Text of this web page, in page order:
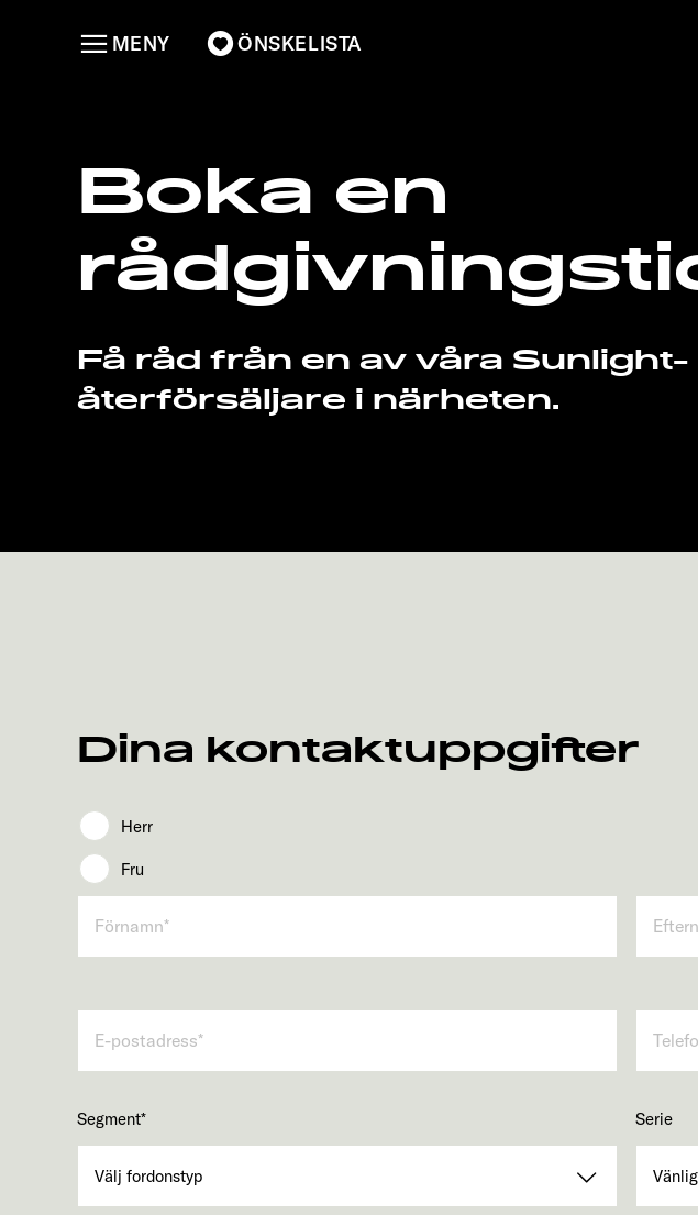
ÖNSKELISTA
MENY
Boka en
Få råd från en av våra Sunlight-
återförsäljare i närheten.
Dina kontaktuppgifter
Herr
Fru
Segment* Serie